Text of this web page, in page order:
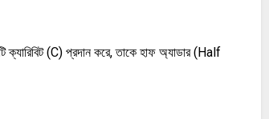
ক্যারিবিট (C) প্রদান করে, তাকে হাফ অ্যাডার (Half